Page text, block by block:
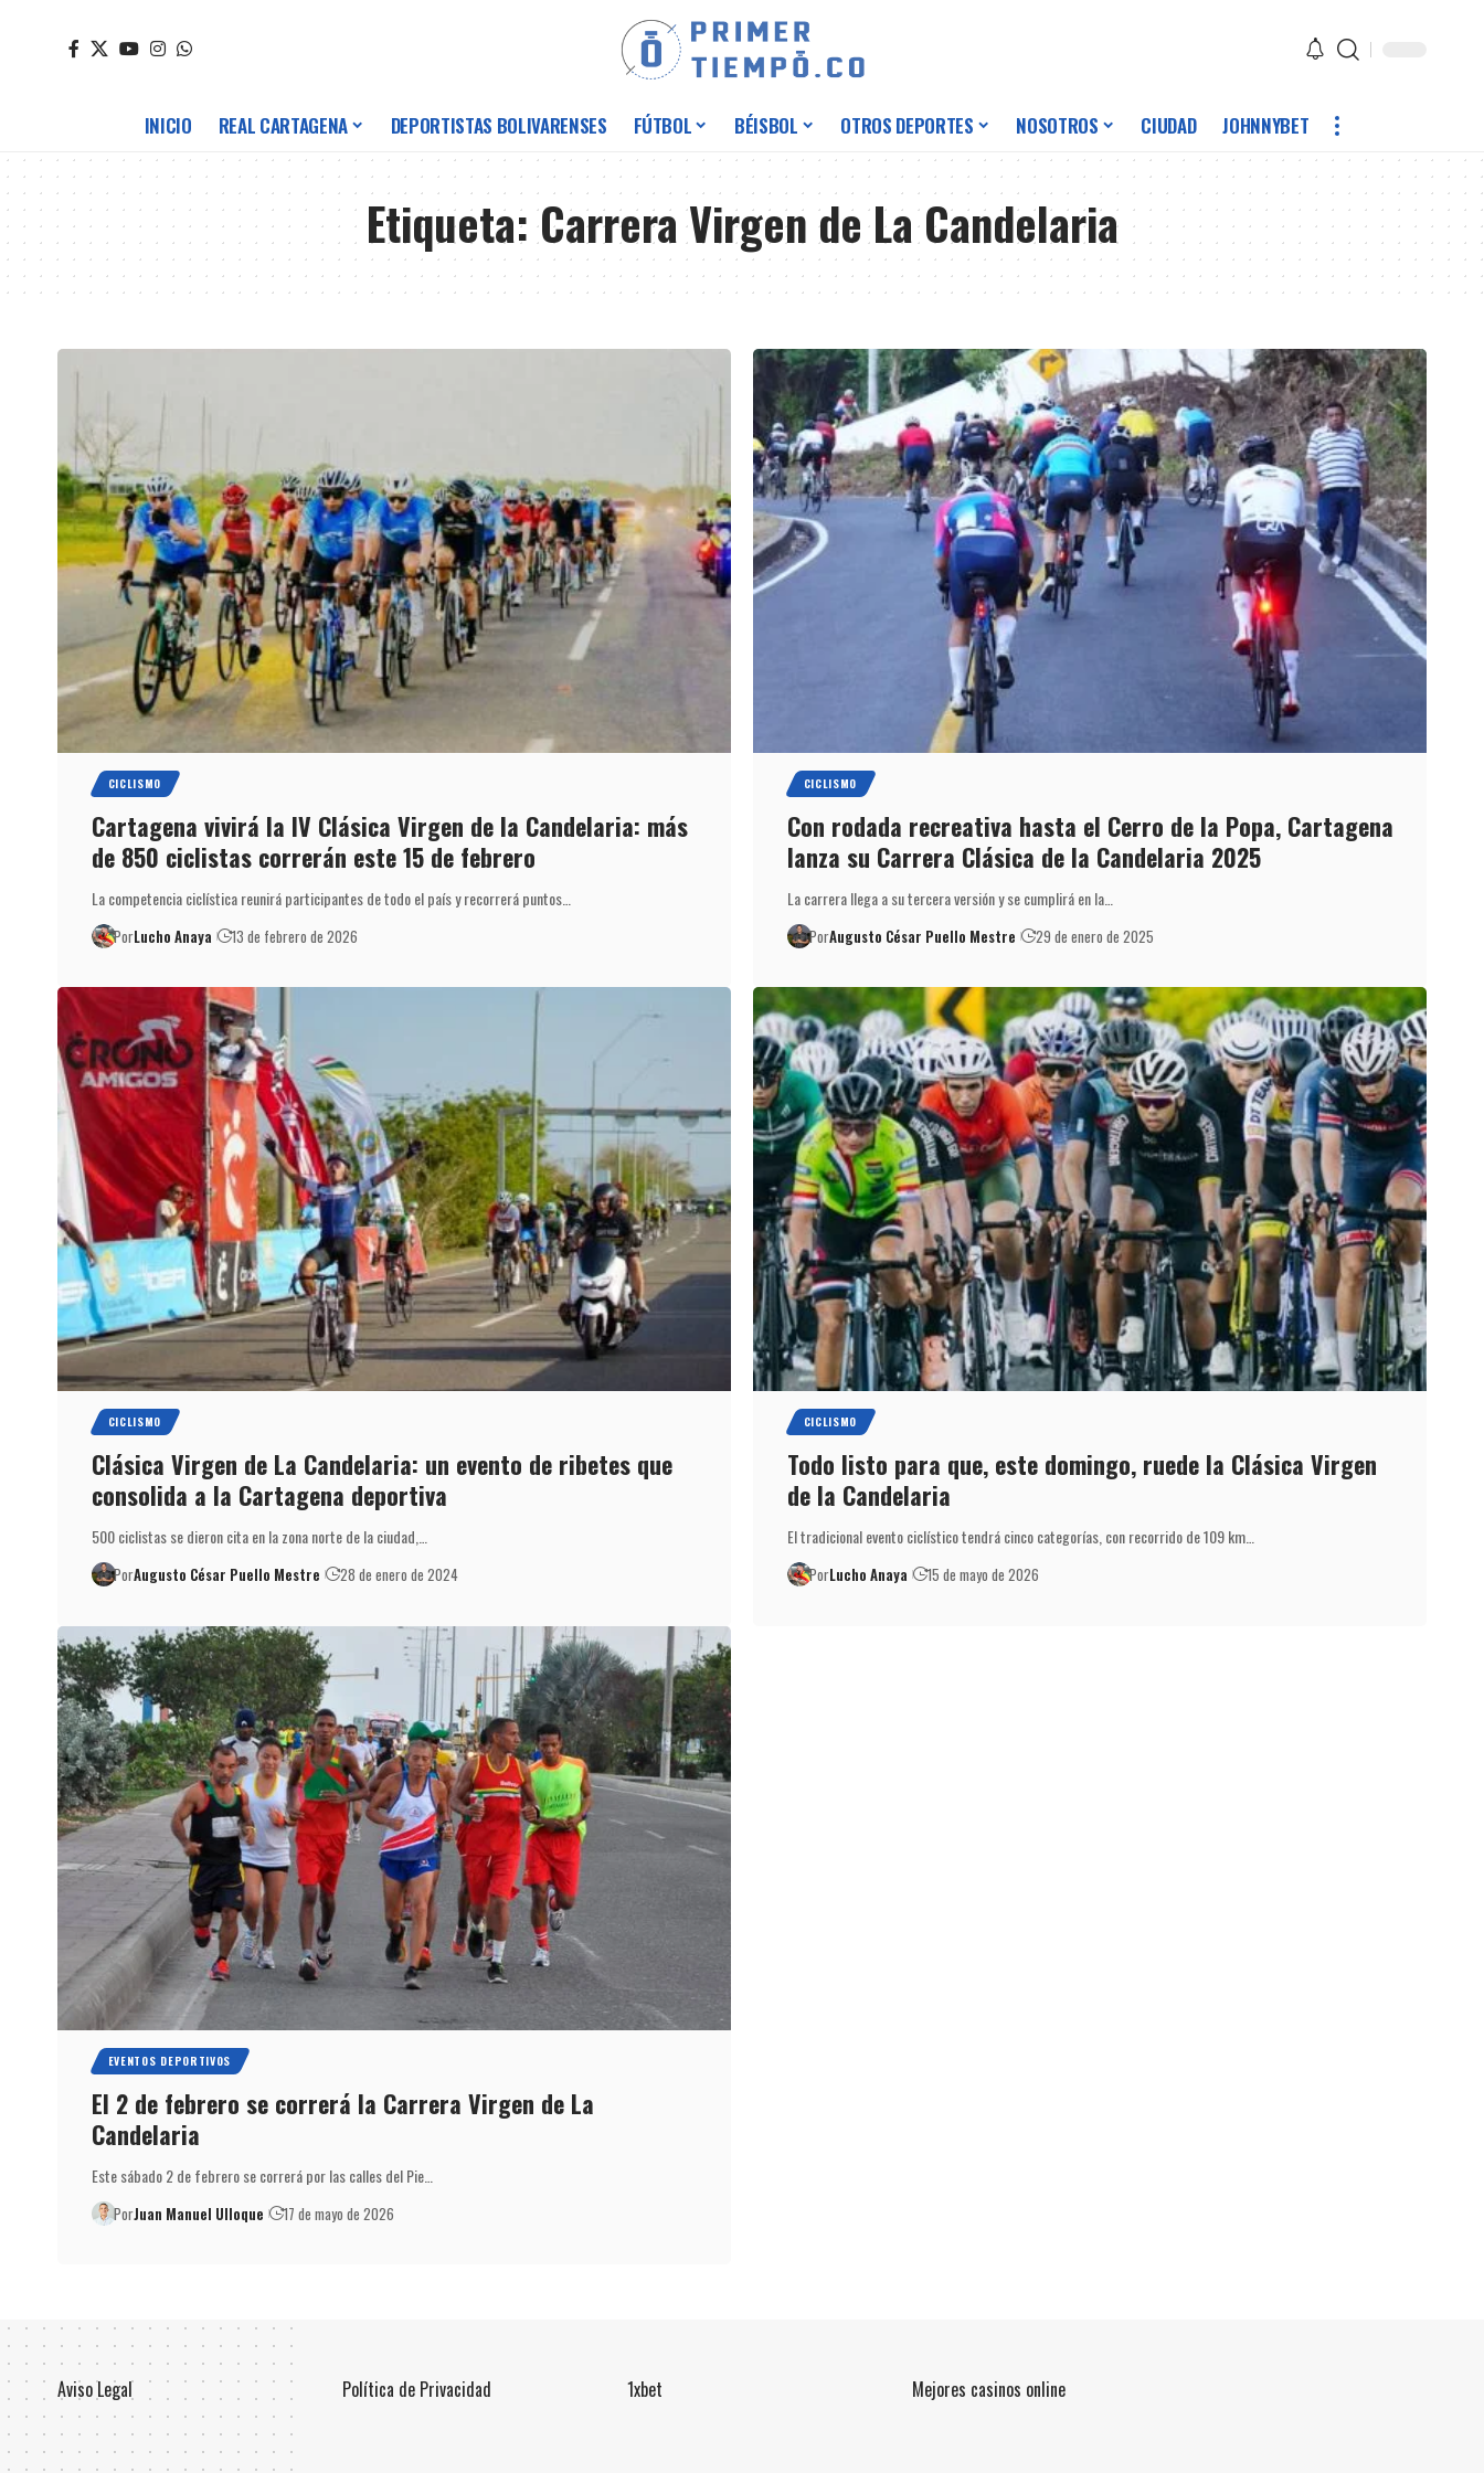
INICIO REAL CARTAGENA DEPORTISTAS BOLIVARENSES FÚTBOL BÉISBOL OTROS DEPORTES NOSOTROS CIUDAD JOHNNYBET
Etiqueta:Carrera Virgen de La Candelaria
CICLISMO
Cartagena vivirá la IV Clásica Virgen de la Candelaria: más
de 850 ciclistas correrán este 15 de febrero
La competencia ciclística reunirá participantes de todo el país y recorrerá puntos…
PorLucho Anaya 13 de febrero de 2026
CICLISMO
Con rodada recreativa hasta el Cerro de la Popa, Cartagena
lanza su Carrera Clásica de la Candelaria 2025
La carrera llega a su tercera versión y se cumplirá en la…
PorAugusto César Puello Mestre 29 de enero de 2025
CICLISMO
Clásica Virgen de La Candelaria: un evento de ribetes que
consolida a la Cartagena deportiva
500 ciclistas se dieron cita en la zona norte de la ciudad,…
PorAugusto César Puello Mestre 28 de enero de 2024
CICLISMO
Todo listo para que, este domingo, ruede la Clásica Virgen
de la Candelaria
El tradicional evento ciclístico tendrá cinco categorías, con recorrido de 109 km…
PorLucho Anaya 15 de mayo de 2026
EVENTOS DEPORTIVOS
El 2 de febrero se correrá la Carrera Virgen de La
Candelaria
Este sábado 2 de febrero se correrá por las calles del Pie…
PorJuan Manuel Ulloque 17 de mayo de 2026
Aviso Legal Política de Privacidad 1xbet Mejores casinos online